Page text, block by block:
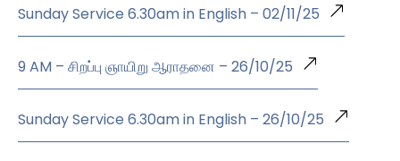
Sunday Service 6.30am in English – 02/11/25
9 AM – சிறப்பு ஞாயிறு ஆராதனை – 26/10/25
Sunday Service 6.30am in English – 26/10/25